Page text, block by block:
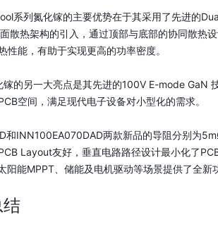
系列氮化镓的主要优势在于其采用了先进的
散热架构的引入，通过顶部与底部的协同散热
性能，有助于实现更高的功率密度。
的另一大亮点是其先进的100V E-mode GaN
空间，满足现代电子设备对小型化的需求。
和INN100EA070DAD两款新品的导阻分别为
Layout友好，垂直电路路径设计最小化了
阳能MPPT、储能及电机驱动等场景提供了全新